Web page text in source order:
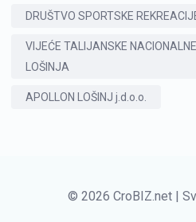
DRUŠTVO SPORTSKE
VIJEĆE TALIJANSKE
LOŠINJA
APOLLON LOŠINJ j.d.o.o.
© 2026 CroBIZ.net |